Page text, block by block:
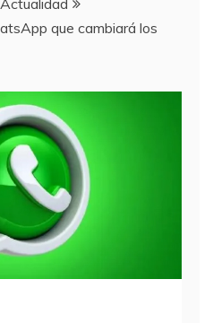
Actualidad
que cambiará los